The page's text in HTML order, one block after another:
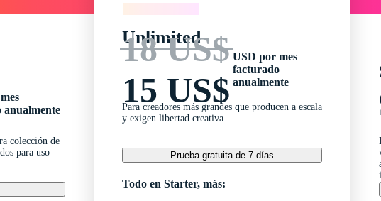
anualmente
colección de
para uso
Unlimited
18 US$
15 US$
USD por mes
facturado
anualmente
Para creadores más grandes que producen a escala
y exigen libertad creativa
Prueba gratuita de 7 días
Todo en Starter, más: